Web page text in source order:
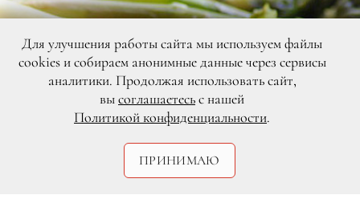
Для улучшения работы сайта мы используем файлы
cookies и собираем анонимные данные через сервисы
аналитики. Продолжая использовать сайт,
высоглашаетесьс нашей
Политикой конфиденциальности.
ПРИНИМАЮ